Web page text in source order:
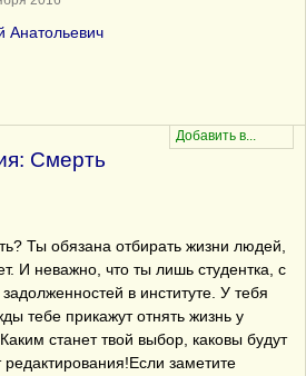
Анатольевич
Смерть
Ты обязана отбирать жизни людей,
И неважно, что ты лишь студентка, с
в институте. У тебя
тебе прикажут отнять жизнь у
станет твой выбор, каковы будут
заметите